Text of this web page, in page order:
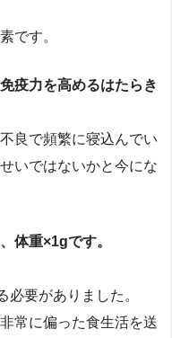
です。
免疫力を高めるはたらき
良で頻繁に寝込んでい
いではないかと今にな
体重×1gです。
要がありました。
常に偏った食生活を送